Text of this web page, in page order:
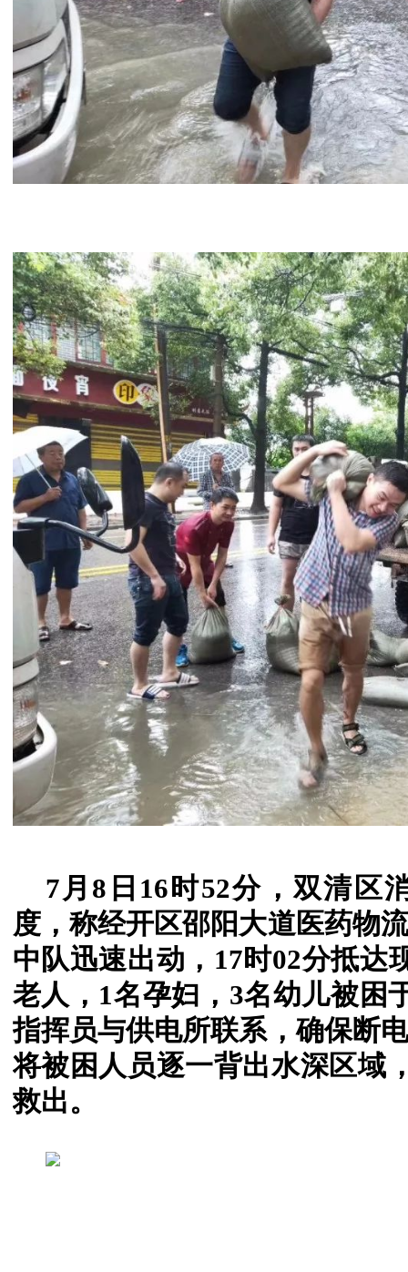
7月8日16时52分，双清区
度，称经开区邵阳大道医药物
中队迅速出动，17时02分抵达
老人，1名孕妇，3名幼儿被困
指挥员与供电所联系，确保断
将被困人员逐一背出水深区域
救出。